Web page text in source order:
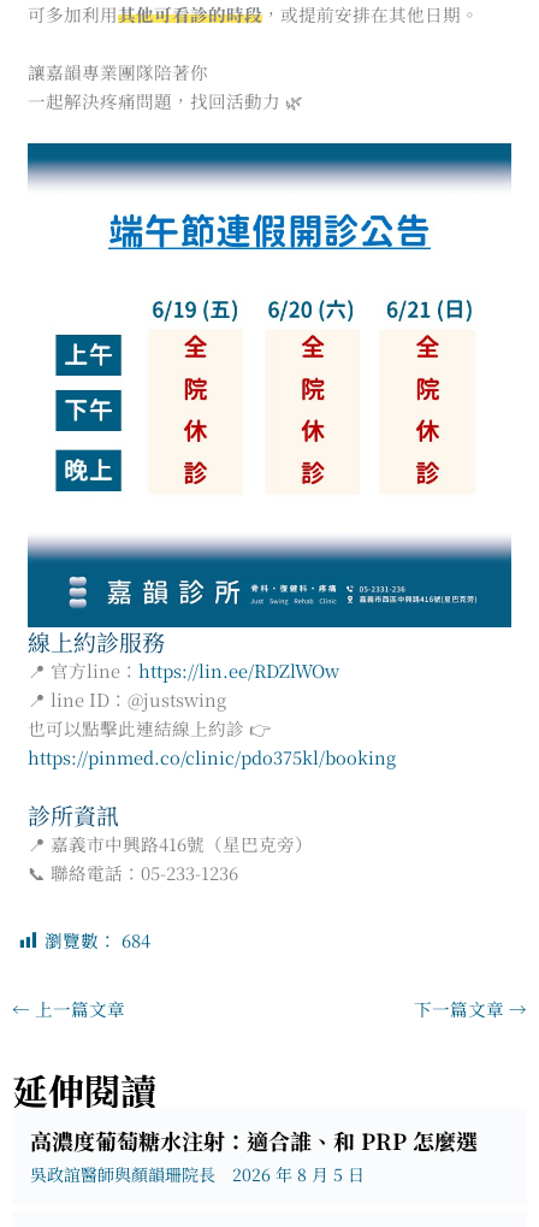
可多加利用其他可看診的時段，或提前安排在其他日期。
讓嘉韻專業團隊陪著你
一起解決疼痛問題，找回活動力 🌿
線上約診服務
📍 官方line： https://lin.ee/RDZlWOw
📍 line ID：@justswing
也可以點擊此連結線上約診 👉
https://pinmed.co/clinic/pdo375kl/booking
診所資訊
📍 嘉義市中興路416號（星巴克旁）
📞 聯絡電話：05-233-1236
瀏覽數： 684
← 上一篇文章 下一篇文章→
延伸閱讀
高濃度葡萄糖水注射：適合誰、和 PRP 怎麼選
吳政誼醫師與顏韻珊院長 2026 年 8 月 5 日